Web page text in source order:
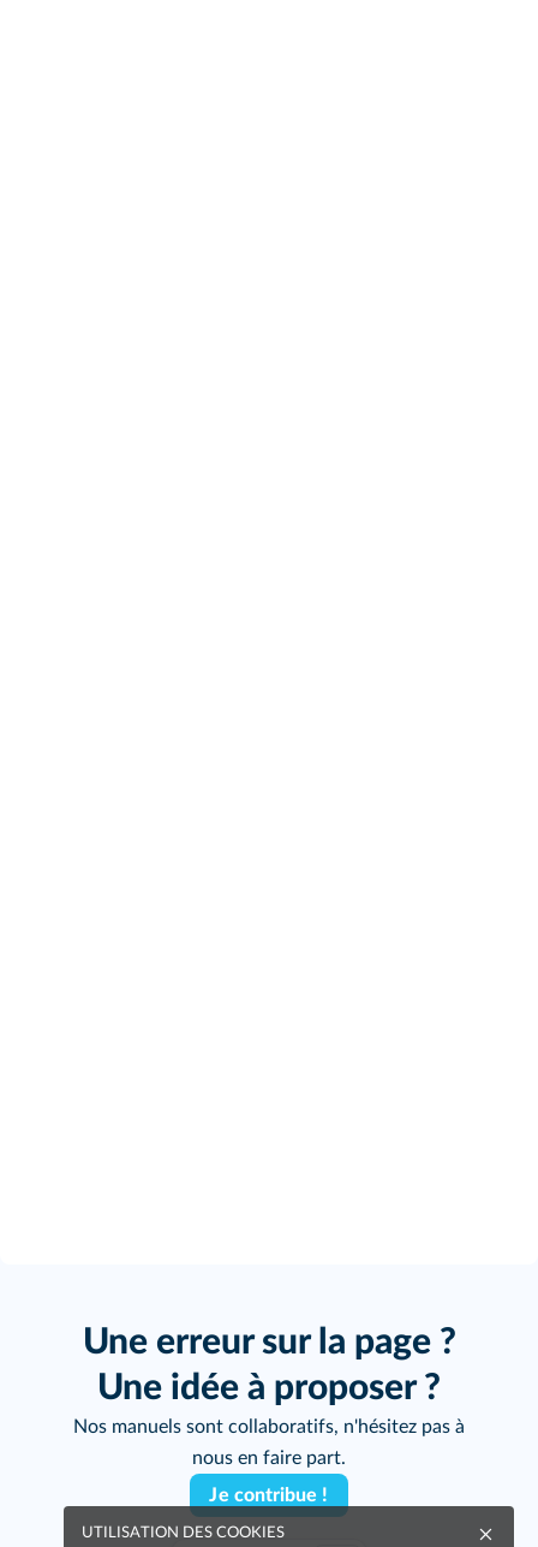
Une erreur sur la page ?
Une idée à proposer ?
Nos manuels sont collaboratifs, n'hésitez pas à
nous en faire part.
Je contribue !
UTILISATION DES COOKIES